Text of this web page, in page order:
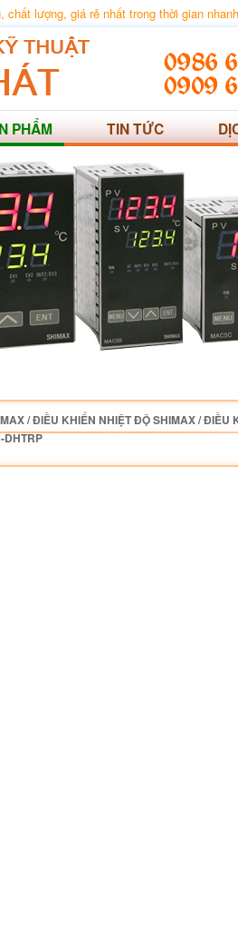
lượng, giá rẻ nhất trong thời gian
PHẨM TIN TỨC
/ĐIỀU KHIỂN NHIỆT ĐỘ SHIMAX/ĐIỀU
DHTRP